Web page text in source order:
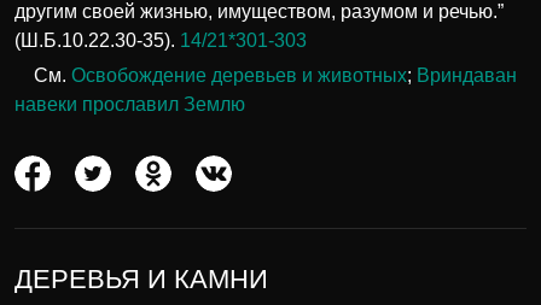
другим своей жизнью, имуществом, разумом и речью.”
(Ш.Б.10.22.30-35). 14/21*301-303
См. Освобождение деревьев и животных; Вриндаван
навеки прославил Землю
ДЕРЕВЬЯ И КАМНИ